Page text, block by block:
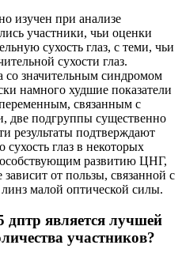
изучен при анализе
участники, чьи оценки
сухость глаз, с теми, чьи
сухости глаз.
со значительным синдромом
намного худшие показатели
связанным с
две подгруппы существенно
результаты подтверждают
глаз в некоторых
развитию ЦНГ,
от пользы, связанной с
малой оптической силы.
дптр является лучшей
участников?